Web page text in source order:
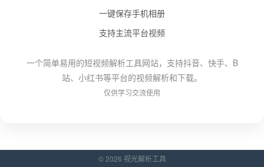
一键保存手机相册
支持主流平台视频
一个简单易用的短视频解析工具网站，支持抖音、快手、B
站、小红书等平台的视频解析和下载。
仅供学习交流使用
© 2026 视光解析工具